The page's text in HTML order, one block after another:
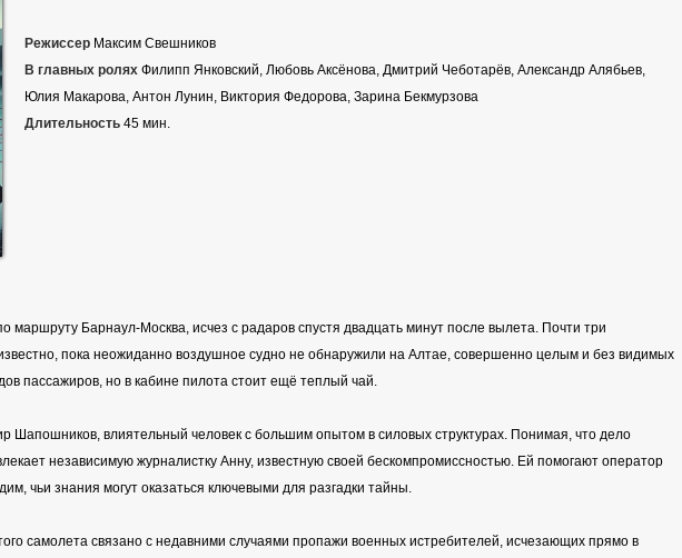
Режиссер Максим Свешников
В главных ролях Филипп Янковский, Любовь Аксёнова, Дмитрий Чеботарёв, Александр Алябьев,
Юлия Макарова, Антон Лунин, Виктория Федорова, Зарина Бекмурзова
Длительность 45 мин.
маршруту Барнаул-Москва, исчез с радаров спустя двадцать минут после вылета. Почти три
пока неожиданно воздушное судно не обнаружили на Алтае, совершенно целым и без видимых
пассажиров, но в кабине пилота стоит ещё теплый чай.
Шапошников, влиятельный человек с большим опытом в силовых структурах. Понимая, что дело
независимую журналистку Анну, известную своей бескомпромиссностью. Ей помогают оператор
чьи знания могут оказаться ключевыми для разгадки тайны.
самолета связано с недавними случаями пропажи военных истребителей, исчезающих прямо в